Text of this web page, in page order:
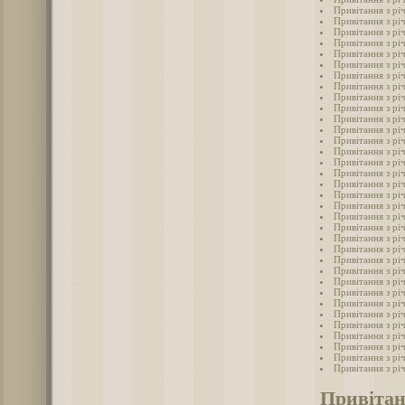
Привітання з
Привітання з
Привітання з
Привітання з
Привітання з
Привітання з
Привітання з
Привітання з
Привітання з
Привітання з
Привітання з
Привітання з
Привітання з
Привітання з
Привітання з
Привітання з
Привітання з
Привітання з
Привітання з
Привітання з
Привітання з
Привітання з
Привітання з
Привітання з
Привітання з
Привітання з
Привітання з
Привітання з
Привітання з
Привітання з
Привітання з
Привітання з
Привітання з
Привітання з